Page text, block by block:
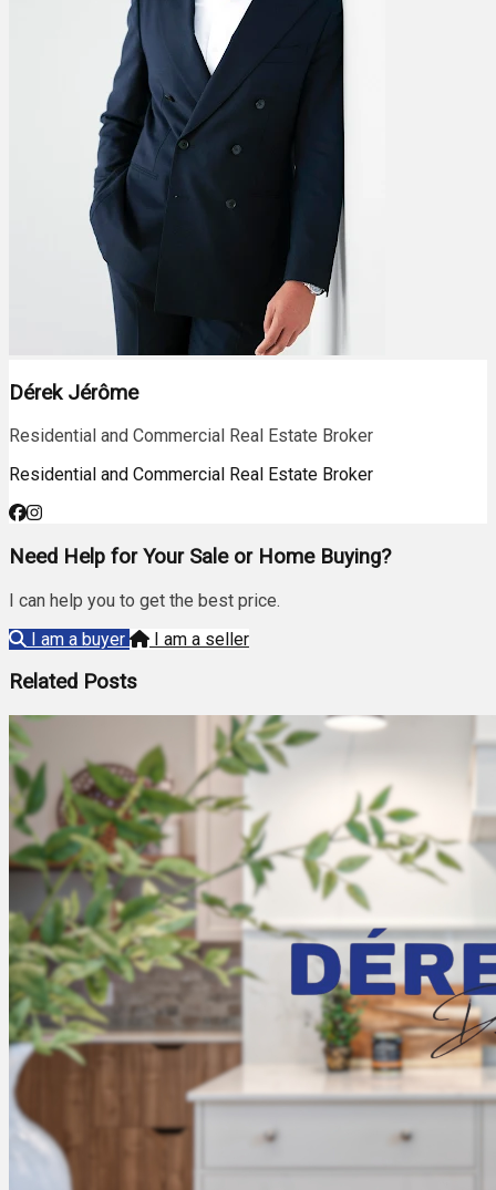
Dérek Jérôme
Residential and Commercial Real Estate Broker
Residential and Commercial Real Estate Broker
Need Help for Your Sale or Home Buying?
I can help you to get the best price.
I am a buyer
I am a seller
Related Posts